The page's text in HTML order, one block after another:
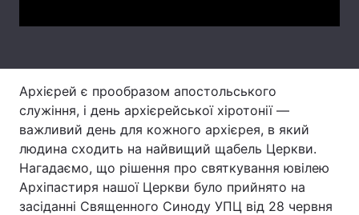
Лонгріди
Відео з Youtube
Інтерв'ю Думки
Архів Вакансії
Архієрей є прообразом апостольського
служіння, і день архієрейської хіротонії ―
важливий день для кожного архієрея, в який
людина сходить на найвищий щабель Церкви.
Нагадаємо, що рішення про святкування ювілею
Архіпастиря нашої Церкви було прийнято на
засіданні Священного Синоду УПЦ від 28 червня